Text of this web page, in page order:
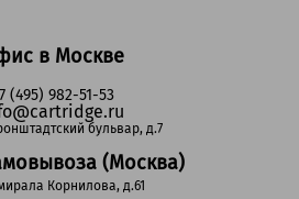
в Москве
(495) 982-51-53
бульвар, д.7
(Москва)
Корнилова, д.61